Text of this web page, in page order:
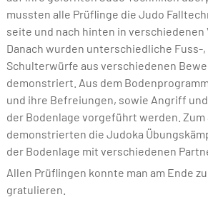
mussten alle Prüflinge die Judo
seite und nach hinten in verschiedenen
Danach wurden unterschiedliche Fuss-
Schulterwürfe aus verschiedenen
demonstriert. Aus dem
und ihre Befreiungen, sowie Angriff
der Bodenlage vorgeführt werden. Zum
demonstrierten die Judoka
der Bodenlage mit verschiedenen
Allen Prüflingen konnte man am Ende
gratulieren.